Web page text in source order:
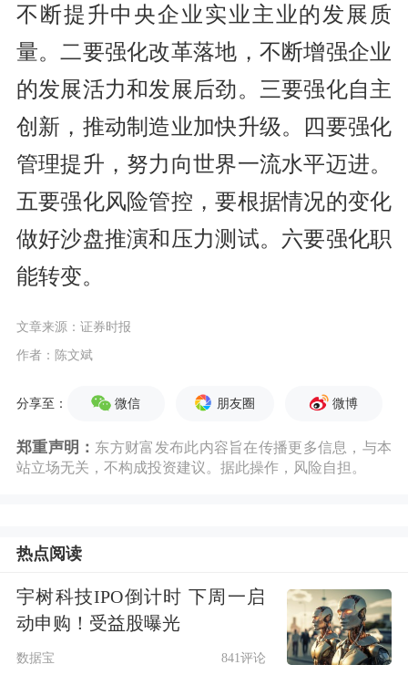
不断提升中央企业实业主业的发展质
量。二要强化改革落地，不断增强企业
的发展活力和发展后劲。三要强化自主
创新，推动制造业加快升级。四要强化
管理提升，努力向世界一流水平迈进。
五要强化风险管控，要根据情况的变化
做好沙盘推演和压力测试。六要强化职
能转变。
文章来源：证券时报
作者：陈文斌
分享至： 微信 朋友圈 微博
郑重声明： 东方财富发布此内容旨在传播更多信息，与本
站立场无关，不构成投资建议。据此操作，风险自担。
热点阅读
宇树科技IPO倒计时 下周一启
动申购！受益股曝光
数据宝 841评论